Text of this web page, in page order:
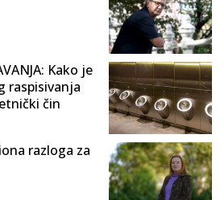
Kako je
raspisivanja
čin
razloga za